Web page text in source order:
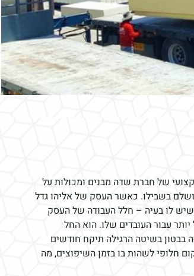
של חברת שדה מבנים ומכולות על
בשבילו. כאשר העסק של אליהו גדל
לו בעיה – חלל העבודה של העסק
עבור העובדים שלו. הוא החל
בבטון בשיטה הרגילה תיקח חודשים
חלופי לשהות בו בזמן השיפוצים, מה